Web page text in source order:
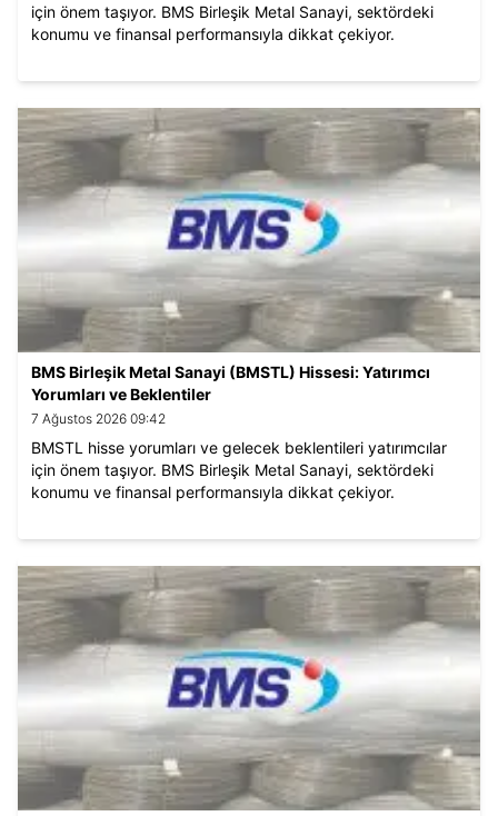
için önem taşıyor. BMS Birleşik Metal Sanayi, sektördeki
konumu ve finansal performansıyla dikkat çekiyor.
BMS Birleşik Metal Sanayi (BMSTL) Hissesi: Yatırımcı
Yorumları ve Beklentiler
7 Ağustos 2026 09:42
BMSTL hisse yorumları ve gelecek beklentileri yatırımcılar
için önem taşıyor. BMS Birleşik Metal Sanayi, sektördeki
konumu ve finansal performansıyla dikkat çekiyor.